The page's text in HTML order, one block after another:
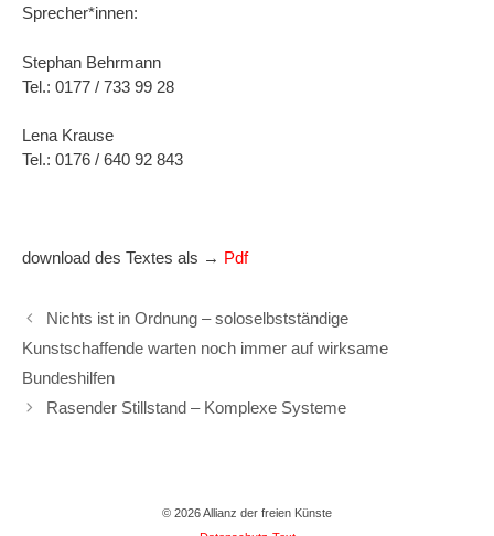
Sprecher*innen:
Stephan Behrmann
Tel.: 0177 / 733 99 28
Lena Krause
Tel.: 0176 / 640 92 843
download des Textes als → Pdf
Nichts ist in Ordnung – soloselbstständige
Kunstschaffende warten noch immer auf wirksame
Bundeshilfen
Rasender Stillstand – Komplexe Systeme
© 2026 Allianz der freien Künste